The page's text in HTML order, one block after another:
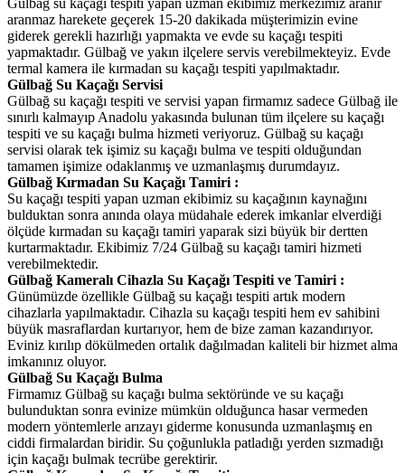
Gülbağ su kaçağı tespiti yapan uzman ekibimiz merkezimiz aranır
aranmaz harekete geçerek 15-20 dakikada müşterimizin evine
giderek gerekli hazırlığı yapmakta ve evde su kaçağı tespiti
yapmaktadır. Gülbağ ve yakın ilçelere servis verebilmekteyiz. Evde
termal kamera ile kırmadan su kaçağı tespiti yapılmaktadır.
Gülbağ Su Kaçağı Servisi
Gülbağ su kaçağı tespiti ve servisi yapan firmamız sadece Gülbağ ile
sınırlı kalmayıp Anadolu yakasında bulunan tüm ilçelere su kaçağı
tespiti ve su kaçağı bulma hizmeti veriyoruz. Gülbağ su kaçağı
servisi olarak tek işimiz su kaçağı bulma ve tespiti olduğundan
tamamen işimize odaklanmış ve uzmanlaşmış durumdayız.
Gülbağ Kırmadan Su Kaçağı Tamiri :
Su kaçağı tespiti yapan uzman ekibimiz su kaçağının kaynağını
bulduktan sonra anında olaya müdahale ederek imkanlar elverdiği
ölçüde kırmadan su kaçağı tamiri yaparak sizi büyük bir dertten
kurtarmaktadır. Ekibimiz 7/24 Gülbağ su kaçağı tamiri hizmeti
verebilmektedir.
Gülbağ Kameralı Cihazla Su Kaçağı Tespiti ve Tamiri :
Günümüzde özellikle Gülbağ su kaçağı tespiti artık modern
cihazlarla yapılmaktadır. Cihazla su kaçağı tespiti hem ev sahibini
büyük masraflardan kurtarıyor, hem de bize zaman kazandırıyor.
Eviniz kırılıp dökülmeden ortalık dağılmadan kaliteli bir hizmet alma
imkanınız oluyor.
Gülbağ Su Kaçağı Bulma
Firmamız Gülbağ su kaçağı bulma sektöründe ve su kaçağı
bulunduktan sonra evinize mümkün olduğunca hasar vermeden
modern yöntemlerle arızayı giderme konusunda uzmanlaşmış en
ciddi firmalardan biridir. Su çoğunlukla patladığı yerden sızmadığı
için kaçağı bulmak tecrübe gerektirir.